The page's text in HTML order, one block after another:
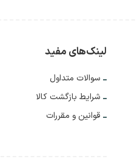
لینک‌های مفید
سوالات متداول
شرایط بازگشت کالا
قوانین و مقررات